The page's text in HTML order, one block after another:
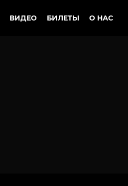
ВИДЕО БИЛЕТЫ О НАС